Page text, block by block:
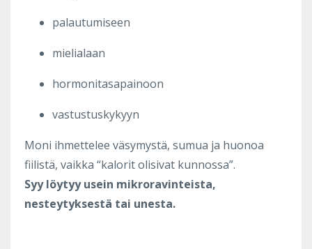
palautumiseen
mielialaan
hormonitasapainoon
vastustuskykyyn
Moni ihmettelee väsymystä, sumua ja huonoa
fiilistä, vaikka “kalorit olisivat kunnossa”.
Syy löytyy usein mikroravinteista,
nesteytyksestä tai unesta.